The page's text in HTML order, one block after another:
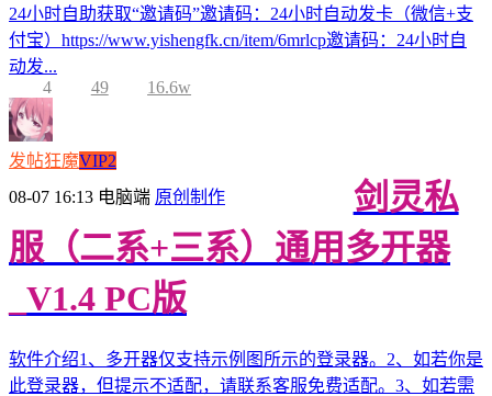
24小时自助获取“邀请码”邀请码：24小时自动发卡（微信+支
付宝）https://www.yishengfk.cn/item/6mrlcp邀请码：24小时自
动发...
4
49 16.6w
发帖狂魔VIP2
08-07 16:13 电脑端 原创制作
剑灵私
服（二系+三系）通用多开器
_V1.4 PC版
软件介绍1、多开器仅支持示例图所示的登录器。2、如若你是
此登录器，但提示不适配，请联系客服免费适配。3、如若需